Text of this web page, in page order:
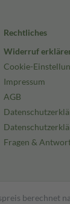
Rechtliches
Widerruf
Cookie-
Impressum
AGB
Fragen &
berechnet